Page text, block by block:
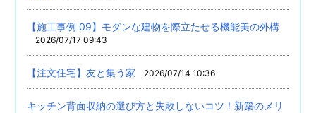
【施工事例 09】モダンな建物を際立たせる機能美の外構
2026/07/17 09:43
【注文住宅】友と集う家 2026/07/14 10:36
キッチン背面収納の選び方と失敗しないコツ！新築のメリ